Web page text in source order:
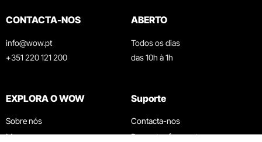
CONTACTA-NOS
info@wow.pt
+351 220 121 200
ABERTO
Todos os dias
das 10h à 1h
EXPLORA O WOW
Sobre nós
Museus
Suporte
Contacta-nos
Perguntas frequentes